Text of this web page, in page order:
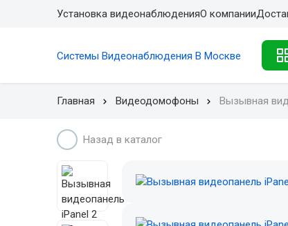
Установка видеонаблюденияО компании
Системы Видеонаблюдения В Москве
Главная Видеодомофоны Вызывная
Назад в каталог